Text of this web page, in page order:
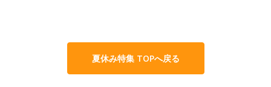
夏休み特集 TOPへ戻る